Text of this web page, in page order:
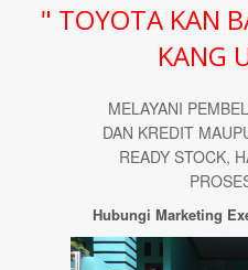
" TOYOTA KAN
KANG
MELAYANI
DAN KREDIT
READY STOCK,
Hubungi Marketing